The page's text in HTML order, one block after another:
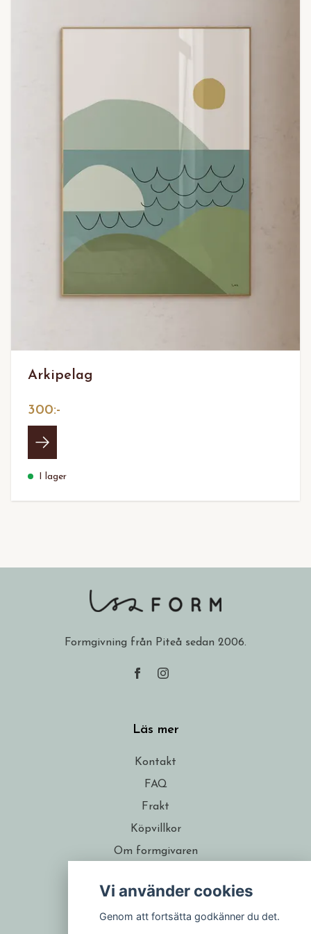
Arkipelag
300:-
I lager
Formgivning från Piteå sedan 2006.
Läs mer
Kontakt
FAQ
Frakt
Köpvillkor
Om formgivaren
Presentkort
Vi använder cookies
Genom att fortsätta godkänner du det.